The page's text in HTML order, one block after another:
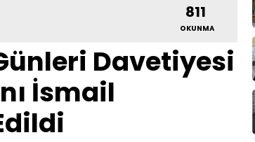
811
OKUNMA
Davetiyesi
İsmail